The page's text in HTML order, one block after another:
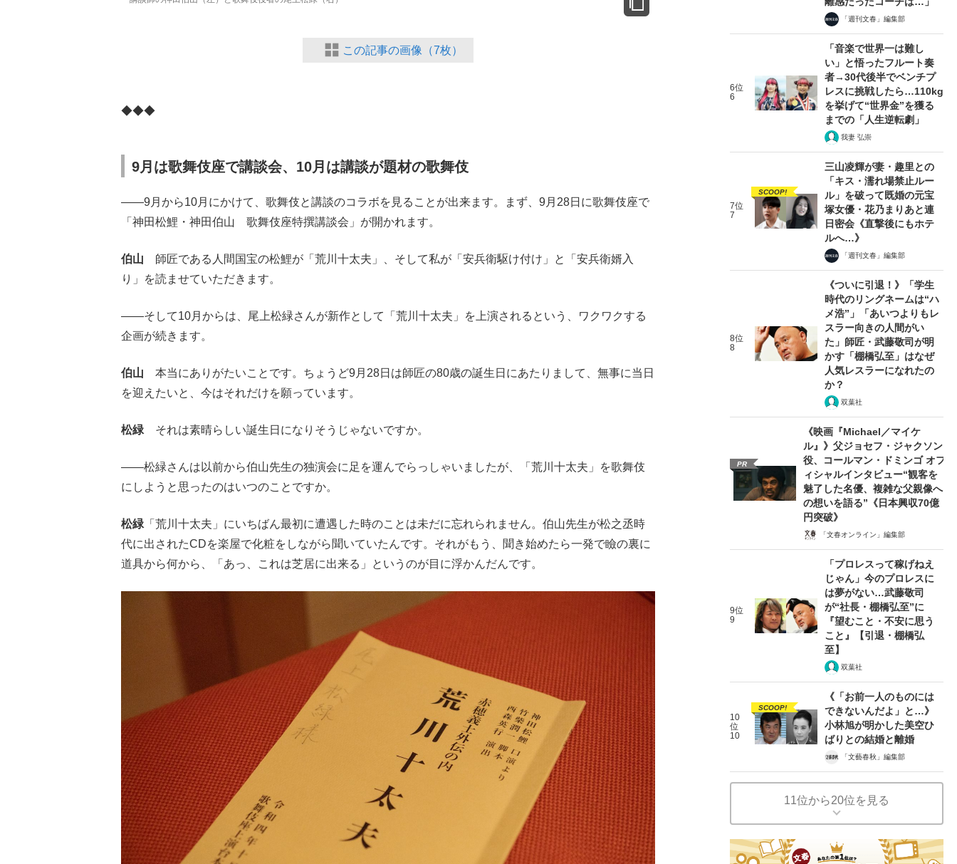
この記事の画像（7枚）
◆◆◆
9月は歌舞伎座で講談会、10月は講談が題材の歌舞伎
――9月から10月にかけて、歌舞伎と講談のコラボを見ることが出来ます。まず、9月28日に歌舞伎座で
「神田松鯉・神田伯山 歌舞伎座特撰講談会」が開かれます。
伯山 師匠である人間国宝の松鯉が「荒川十太夫」、そして私が「安兵衛駆け付け」と「安兵衛婿入
り」を読ませていただきます。
――そして10月からは、尾上松緑さんが新作として「荒川十太夫」を上演されるという、ワクワクする
企画が続きます。
伯山 本当にありがたいことです。ちょうど9月28日は師匠の80歳の誕生日にあたりまして、無事に当日
を迎えたいと、今はそれだけを願っています。
松緑 それは素晴らしい誕生日になりそうじゃないですか。
――松緑さんは以前から伯山先生の独演会に足を運んでらっしゃいましたが、「荒川十太夫」を歌舞伎
にしようと思ったのはいつのことですか。
松緑 「荒川十太夫」にいちばん最初に遭遇した時のことは未だに忘れられません。伯山先生が松之丞時
代に出されたCDを楽屋で化粧をしながら聞いていたんです。それがもう、聞き始めたら一発で瞼の裏に
道具から何から、「あっ、これは芝居に出来る」というのが目に浮かんだんです。
「週刊文春」編集部
6位
6
「音楽で世界一は難し
い」と悟ったフルート奏
者→30代後半でベンチプ
レスに挑戦したら…110kg
を挙げて“世界金”を獲る
までの「人生逆転劇」
我妻 弘崇
7位
7
SCOOP!
三山凌輝が妻・趣里との
「キス・濡れ場禁止ルー
ル」を破って既婚の元宝
塚女優・花乃まりあと連
日密会《直撃後にもホテ
ルへ…》
「週刊文春」編集部
8位
8
《ついに引退！》「学生
時代のリングネームは“ハ
メ浩”」「あいつよりもレ
スラー向きの人間がい
た」師匠・武藤敬司が明
かす「棚橋弘至」はなぜ
人気レスラーになれたの
か？
双葉社
PR
《映画『Michael／マイケ
ル』》父ジョセフ・ジャクソン
役、コールマン・ドミンゴ オフ
ィシャルインタビュー“観客を
魅了した名優、複雑な父親像へ
の想いを語る”《日本興収70億
円突破》
「文春オンライン」編集部
9位
9
「プロレスって稼げねえ
じゃん」今のプロレスに
は夢がない…武藤敬司
が“社長・棚橋弘至”に
『望むこと・不安に思う
こと』【引退・棚橋弘
至】
双葉社
10
位
10
SCOOP!
《「お前一人のものには
できないんだよ」と…》
小林旭が明かした美空ひ
ばりとの結婚と離婚
「文藝春秋」編集部
11位から20位を見る